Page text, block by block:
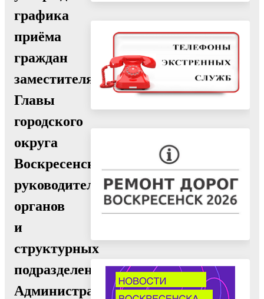
графика
приёма
граждан
заместителями
Главы
городского
округа
Воскресенск,
руководителями
органов
и
структурных
подразделений
Администрации